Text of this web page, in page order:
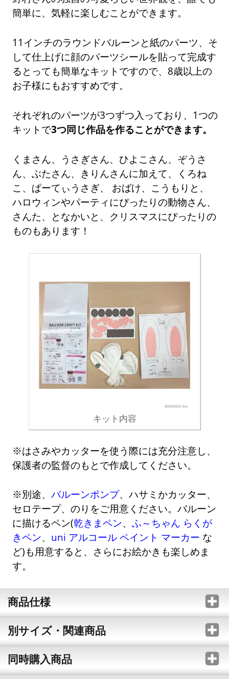
簡単に、気軽に楽しむことができます。
11インチのラウンドバルーンと紙のパーツ、そ
して仕上げに顔のパーツシールを貼って完成す
るとっても簡単なキットですので、8歳以上の
お子様にもおすすめです。
それぞれのパーツが3つずつ入っており、1つの
キットで3つ同じ作品を作ることができます。
くまさん、うさぎさん、ひよこさん、ぞうさ
ん、ぶたさん、きりんさんに加えて、くろね
こ、ぱーてぃうさぎ、 おばけ、こうもりと、
ハロウィンやパーティにぴったりの動物さん、
さんた、となかいと、クリスマスにぴったりの
ものもあります！
キット内容
※はさみやカッターを使う際には充分注意し、
保護者の監督のもとで作成してください。
※別途、バルーンポンプ、ハサミかカッター、
セロテープ、のりをご用意ください。バルーン
に描けるペン(乾きまペン、ふ～ちゃん らくが
きペン、 uni アルコール ペイント マーカー な
ど)も用意すると、さらにお絵かきも楽しめま
す。
商品仕様
別サイズ・関連商品
同時購入商品